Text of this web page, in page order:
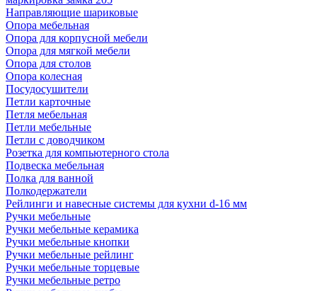
Направляющие шариковые
Опора мебельная
Опора для корпусной мебели
Опора для мягкой мебели
Опора для столов
Опора колесная
Посудосушители
Петли карточные
Петля мебельная
Петли мебельные
Петли с доводчиком
Розетка для компьютерного стола
Подвеска мебельная
Полка для ванной
Полкодержатели
Рейлинги и навесные системы для кухни d-16 мм
Ручки мебельные
Ручки мебельные керамика
Ручки мебельные кнопки
Ручки мебельные рейлинг
Ручки мебельные торцевые
Ручки мебельные ретро